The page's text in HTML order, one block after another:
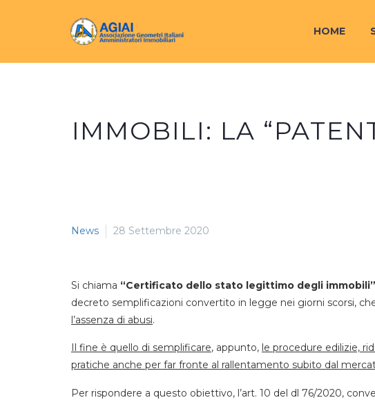
HOME
IMMOBILI: LA
News 28 Settembre 2020
Si chiama “Certificato dello stato legittimo degli immobili”
decreto semplificazioni convertito in legge nei giorni scorsi,
l’assenza di abusi.
Il fine è quello di semplificare, appunto, le procedure edilizie,
pratiche anche per far fronte al rallentamento subito dal
Per rispondere a questo obiettivo, l’art. 10 del dl 76/2020,